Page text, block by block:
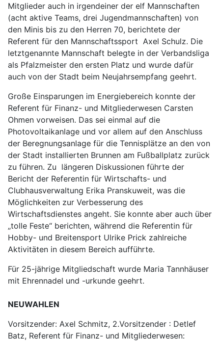
Mitglieder auch in irgendeiner der elf Mannschaften
(acht aktive Teams, drei Jugendmannschaften) von
den Minis bis zu den Herren 70, berichtete der
Referent für den Mannschaftssport Axel Schulz. Die
letztgenannte Mannschaft belegte in der Verbandsliga
als Pfalzmeister den ersten Platz und wurde dafür
auch von der Stadt beim Neujahrsempfang geehrt.
Große Einsparungen im Energiebereich konnte der
Referent für Finanz- und Mitgliederwesen Carsten
Ohmen vorweisen. Das sei einmal auf die
Photovoltaikanlage und vor allem auf den Anschluss
der Beregnungsanlage für die Tennisplätze an den von
der Stadt installierten Brunnen am Fußballplatz zurück
zu führen. Zu längeren Diskussionen führte der
Bericht der Referentin für Wirtschafts- und
Clubhausverwaltung Erika Pranskuweit, was die
Möglichkeiten zur Verbesserung des
Wirtschaftsdienstes angeht. Sie konnte aber auch über
„tolle Feste“ berichten, während die Referentin für
Hobby- und Breitensport Ulrike Prick zahlreiche
Aktivitäten in diesem Bereich aufführte.
Für 25-jährige Mitgliedschaft wurde Maria Tannhäuser
mit Ehrennadel und -urkunde geehrt.
NEUWAHLEN
Vorsitzender: Axel Schmitz, 2.Vorsitzender : Detlef
Batz, Referent für Finanz- und Mitgliederwesen: